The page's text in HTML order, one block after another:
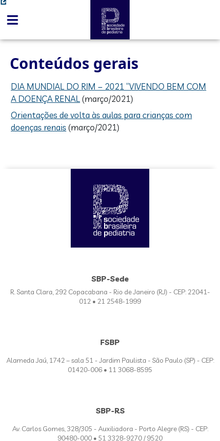
conteúdo
Conteúdos gerais
DIA MUNDIAL DO RIM – 2021 “VIVENDO BEM COM
A DOENÇA RENAL(março/2021)
Orientações de volta às aulas para crianças com
doenças renais (março/2021)
SBP-Sede
R. Santa Clara, 292 Copacabana - Rio de Janeiro (RJ) - CEP: 22041-
012 • 21 2548-1999
FSBP
Alameda Jaú, 1742 – sala 51 - Jardim Paulista - São Paulo (SP) - CEP:
01420-006 • 11 3068-8595
SBP-RS
Av. Carlos Gomes, 328/305 - Auxiliadora - Porto Alegre (RS) - CEP:
90480-000 • 51 3328-9270 / 9520